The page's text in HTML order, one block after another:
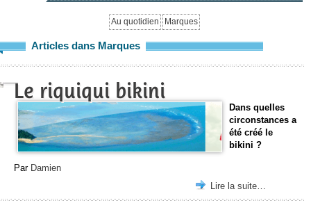
Au quotidien Marques
Articles dans Marques
Le riquiqui bikini
Dans quelles
circonstances a
été créé le
bikini ?
Par Damien
Lire la suite…